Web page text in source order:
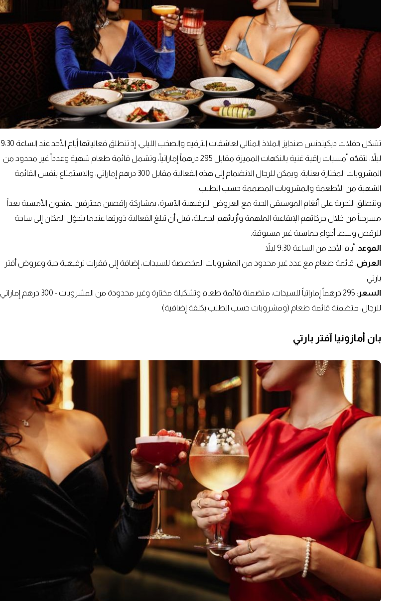
تشكل حفلات ديكيندنس صندايز الملاذ المثالي لعاشقات الترفيه والصخب الليلي، إذ تنطلق فعالياتها أيام الأحد عند الساعة 9:30
ليلاً، لتقدّم أمسيات راقية غنية بالنكهات المميزة مقابل 295 درهماً إماراتياً، وتشمل قائمة طعام شهية وعدداً غير محدود من
المشروبات المختارة بعناية. ويمكن للرجال الانضمام إلى هذه الفعالية مقابل 300 درهم إماراتي، والاستمتاع بنفس القائمة
الشهية من الأطعمة والمشروبات المصممة حسب الطلب.
وتنطلق التجربة على أنغام الموسيقى الحية مع العروض الترفيهية الآسرة، بمشاركة راقصين محترفين يمنحون الأمسية بعداً
مسرحياً من خلال حركاتهم الإيقاعية الملهمة وأزيائهم الجميلة، قبل أن تبلغ الفعالية ذورتها عندما يتحوّل المكان إلى ساحة
للرقص وسط أجواء حماسية غير مسبوقة.
الموعد: أيام الأحد من الساعة 9:30 ليلاً
العرض: قائمة طعام مع عدد غير محدود من المشروبات المخصصة للسيدات، إضافة إلى فقرات ترفيهية حية وعروض أفتر
بارتي
السعر
: 295 درهماً إماراتياً للسيدات، متضمنة قائمة طعام وتشكيلة مختارة وغير محدودة من المشروبات - 300 درهم إماراتي
للرجال، متضمنة قائمة طعام (ومشروبات حسب الطلب بكلفة إضافية)
بان أمازونيا آفتر بارتي